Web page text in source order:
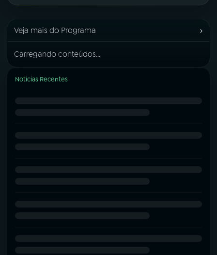
Veja mais do Programa ›
Carregando conteúdos...
Notícias Recentes